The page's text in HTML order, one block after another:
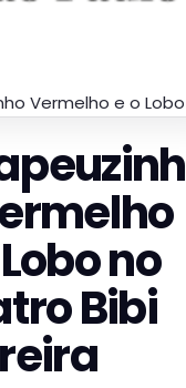
Vermelho e o Lobo
no
Bibi